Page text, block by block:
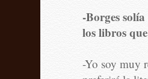
-Borges
los libros
-Yo soy muy